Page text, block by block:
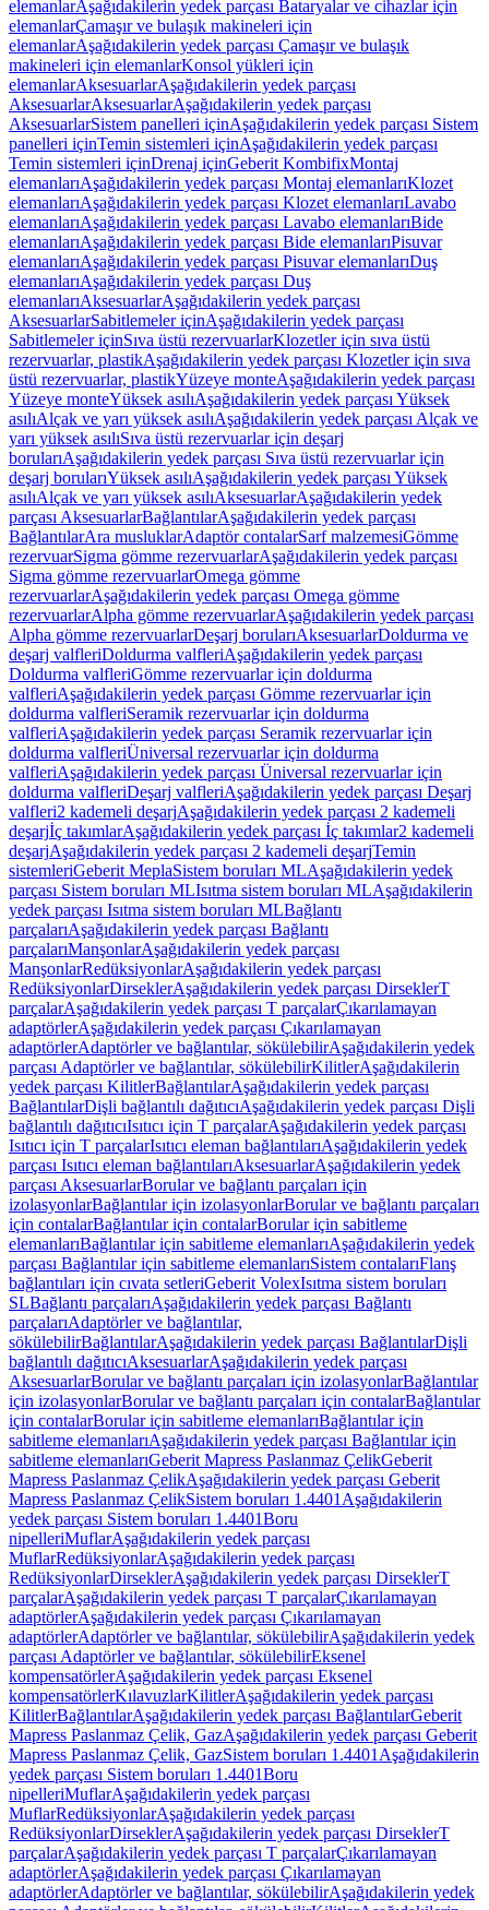
elemanlarAşağıdakilerin yedek parçası Bataryalar ve cihazlar için
elemanlarÇamaşır ve bulaşık makineleri için
elemanlarAşağıdakilerin yedek parçası Çamaşır ve bulaşık
makineleri için elemanlarKonsol yükleri için
elemanlarAksesuarlarAşağıdakilerin yedek parçası
AksesuarlarAksesuarlarAşağıdakilerin yedek parçası
AksesuarlarSistem panelleri içinAşağıdakilerin yedek parçası Sistem
panelleri içinTemin sistemleri içinAşağıdakilerin yedek parçası
Temin sistemleri içinDrenaj içinGeberit KombifixMontaj
elemanlarıAşağıdakilerin yedek parçası Montaj elemanlarıKlozet
elemanlarıAşağıdakilerin yedek parçası Klozet elemanlarıLavabo
elemanlarıAşağıdakilerin yedek parçası Lavabo elemanlarıBide
elemanlarıAşağıdakilerin yedek parçası Bide elemanlarıPisuvar
elemanlarıAşağıdakilerin yedek parçası Pisuvar elemanlarıDuş
elemanlarıAşağıdakilerin yedek parçası Duş
elemanlarıAksesuarlarAşağıdakilerin yedek parçası
AksesuarlarSabitlemeler içinAşağıdakilerin yedek parçası
Sabitlemeler içinSıva üstü rezervuarlarKlozetler için sıva üstü
rezervuarlar, plastikAşağıdakilerin yedek parçası Klozetler için sıva
üstü rezervuarlar, plastikYüzeye monteAşağıdakilerin yedek parçası
Yüzeye monteYüksek asılıAşağıdakilerin yedek parçası Yüksek
asılıAlçak ve yarı yüksek asılıAşağıdakilerin yedek parçası Alçak ve
yarı yüksek asılıSıva üstü rezervuarlar için deşarj
borularıAşağıdakilerin yedek parçası Sıva üstü rezervuarlar için
deşarj borularıYüksek asılıAşağıdakilerin yedek parçası Yüksek
asılıAlçak ve yarı yüksek asılıAksesuarlarAşağıdakilerin yedek
parçası AksesuarlarBağlantılarAşağıdakilerin yedek parçası
BağlantılarAra musluklarAdaptör contalarSarf malzemesiGömme
rezervuarSigma gömme rezervuarlarAşağıdakilerin yedek parçası
Sigma gömme rezervuarlarOmega gömme
rezervuarlarAşağıdakilerin yedek parçası Omega gömme
rezervuarlarAlpha gömme rezervuarlarAşağıdakilerin yedek parçası
Alpha gömme rezervuarlarDeşarj borularıAksesuarlarDoldurma ve
deşarj valfleriDoldurma valfleriAşağıdakilerin yedek parçası
Doldurma valfleriGömme rezervuarlar için doldurma
valfleriAşağıdakilerin yedek parçası Gömme rezervuarlar için
doldurma valfleriSeramik rezervuarlar için doldurma
valfleriAşağıdakilerin yedek parçası Seramik rezervuarlar için
doldurma valfleriÜniversal rezervuarlar için doldurma
valfleriAşağıdakilerin yedek parçası Üniversal rezervuarlar için
doldurma valfleriDeşarj valfleriAşağıdakilerin yedek parçası Deşarj
valfleri2 kademeli deşarjAşağıdakilerin yedek parçası 2 kademeli
deşarjİç takımlarAşağıdakilerin yedek parçası İç takımlar2 kademeli
deşarjAşağıdakilerin yedek parçası 2 kademeli deşarjTemin
sistemleriGeberit MeplaSistem boruları MLAşağıdakilerin yedek
parçası Sistem boruları MLIsıtma sistem boruları MLAşağıdakilerin
yedek parçası Isıtma sistem boruları MLBağlantı
parçalarıAşağıdakilerin yedek parçası Bağlantı
parçalarıManşonlarAşağıdakilerin yedek parçası
ManşonlarRedüksiyonlarAşağıdakilerin yedek parçası
RedüksiyonlarDirseklerAşağıdakilerin yedek parçası DirseklerT
parçalarAşağıdakilerin yedek parçası T parçalarÇıkarılamayan
adaptörlerAşağıdakilerin yedek parçası Çıkarılamayan
adaptörlerAdaptörler ve bağlantılar, sökülebilirAşağıdakilerin yedek
parçası Adaptörler ve bağlantılar, sökülebilirKilitlerAşağıdakilerin
yedek parçası KilitlerBağlantılarAşağıdakilerin yedek parçası
BağlantılarDişli bağlantılı dağıtıcıAşağıdakilerin yedek parçası Dişli
bağlantılı dağıtıcıIsıtıcı için T parçalarAşağıdakilerin yedek parçası
Isıtıcı için T parçalarIsıtıcı eleman bağlantılarıAşağıdakilerin yedek
parçası Isıtıcı eleman bağlantılarıAksesuarlarAşağıdakilerin yedek
parçası AksesuarlarBorular ve bağlantı parçaları için
izolasyonlarBağlantılar için izolasyonlarBorular ve bağlantı parçaları
için contalarBağlantılar için contalarBorular için sabitleme
elemanlarıBağlantılar için sabitleme elemanlarıAşağıdakilerin yedek
parçası Bağlantılar için sabitleme elemanlarıSistem contalarıFlanş
bağlantıları için cıvata setleriGeberit VolexIsıtma sistem boruları
SLBağlantı parçalarıAşağıdakilerin yedek parçası Bağlantı
parçalarıAdaptörler ve bağlantılar,
sökülebilirBağlantılarAşağıdakilerin yedek parçası BağlantılarDişli
bağlantılı dağıtıcıAksesuarlarAşağıdakilerin yedek parçası
AksesuarlarBorular ve bağlantı parçaları için izolasyonlarBağlantılar
için izolasyonlarBorular ve bağlantı parçaları için contalarBağlantılar
için contalarBorular için sabitleme elemanlarıBağlantılar için
sabitleme elemanlarıAşağıdakilerin yedek parçası Bağlantılar için
sabitleme elemanlarıGeberit Mapress Paslanmaz ÇelikGeberit
Mapress Paslanmaz ÇelikAşağıdakilerin yedek parçası Geberit
Mapress Paslanmaz ÇelikSistem boruları 1.4401 Aşağıdakilerin
yedek parçası Sistem boruları 1.4401Boru
nipelleriMuflarAşağıdakilerin yedek parçası
MuflarRedüksiyonlarAşağıdakilerin yedek parçası
RedüksiyonlarDirseklerAşağıdakilerin yedek parçası DirseklerT
parçalarAşağıdakilerin yedek parçası T parçalarÇıkarılamayan
adaptörlerAşağıdakilerin yedek parçası Çıkarılamayan
adaptörlerAdaptörler ve bağlantılar, sökülebilirAşağıdakilerin yedek
parçası Adaptörler ve bağlantılar, sökülebilirEksenel
kompensatörlerAşağıdakilerin yedek parçası Eksenel
kompensatörlerKılavuzlarKilitlerAşağıdakilerin yedek parçası
KilitlerBağlantılarAşağıdakilerin yedek parçası BağlantılarGeberit
Mapress Paslanmaz Çelik, GazAşağıdakilerin yedek parçası Geberit
Mapress Paslanmaz Çelik, GazSistem boruları 1.4401 Aşağıdakilerin
yedek parçası Sistem boruları 1.4401Boru
nipelleriMuflarAşağıdakilerin yedek parçası
MuflarRedüksiyonlarAşağıdakilerin yedek parçası
RedüksiyonlarDirseklerAşağıdakilerin yedek parçası DirseklerT
parçalarAşağıdakilerin yedek parçası T parçalarÇıkarılamayan
adaptörlerAşağıdakilerin yedek parçası Çıkarılamayan
adaptörlerAdaptörler ve bağlantılar, sökülebilirAşağıdakilerin yedek